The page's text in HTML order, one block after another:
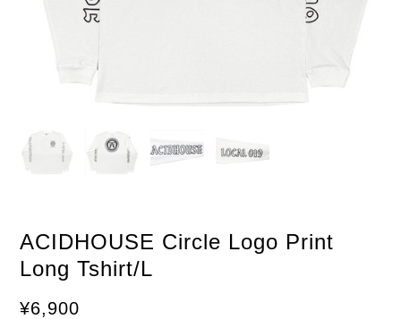
ACIDHOUSE Circle Logo Print
Long Tshirt/L
¥6,900